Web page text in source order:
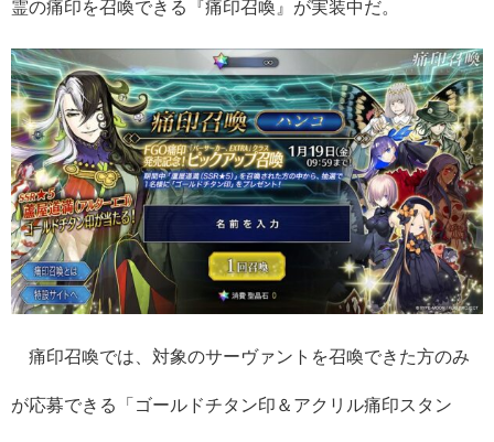
霊の痛印を召喚できる『痛印召喚』が実装中だ。
痛印召喚では、対象のサーヴァントを召喚できた方のみ
が応募できる「ゴールドチタン印＆アクリル痛印スタン